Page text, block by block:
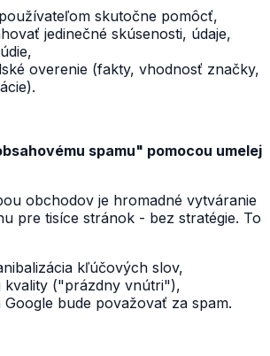
skutočne pomôcť,
jedinečné skúsenosti, údaje,
overenie (fakty, vhodnosť značky,
spamu" pomocou umelej
obchodov je hromadné vytváranie
pre tisíce stránok - bez stratégie. To
kľúčových slov,
kvality ("prázdny vnútri"),
bude považovať za spam.